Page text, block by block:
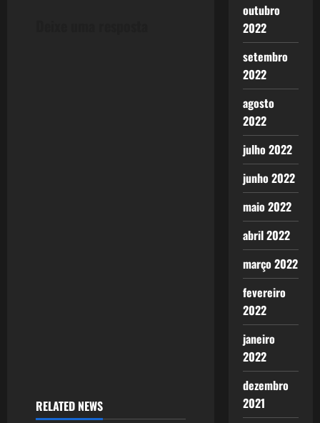
RELATED NEWS
outubro
2022
setembro
2022
agosto
2022
julho 2022
junho 2022
maio 2022
abril 2022
março 2022
fevereiro
2022
janeiro
2022
dezembro
2021